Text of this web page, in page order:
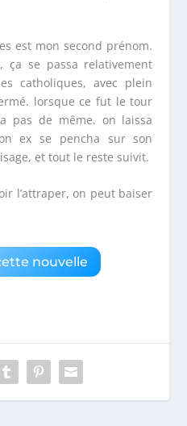
est mon second prénom.
se passa relativement
catholiques, avec plein
lorsque ce fut le tour
pas de même. on laissa
ex se pencha sur son
et tout le reste suivit.
l’attraper, on peut baiser
nouvelle